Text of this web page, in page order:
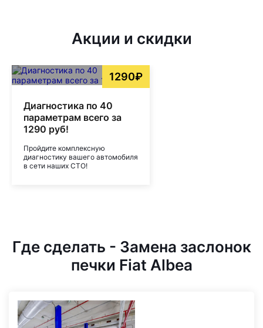
Акции и скидки
1290₽
Диагностика по 40
параметрам всего за
1290 руб!
Пройдите комплексную
диагностику вашего автомобиля
в сети наших СТО!
Где сделать - Замена заслонок
печки Fiat Albea